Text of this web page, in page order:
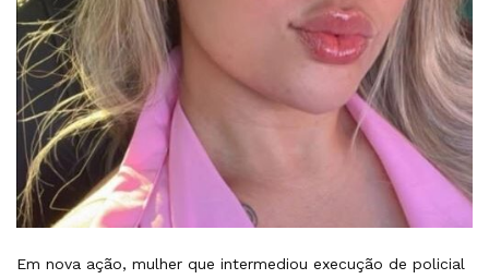
Em nova ação, mulher que intermediou execução de policial